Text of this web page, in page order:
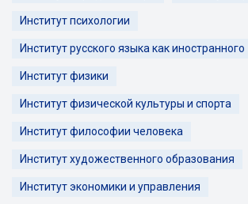
Институт психологии
Институт русского языка как иностранного
Институт физики
Институт физической культуры и спорта
Институт философии человека
Институт художественного образования
Институт экономики и управления